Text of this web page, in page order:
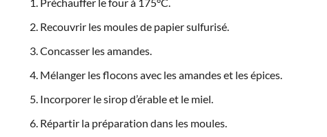
Recouvrir les moules de papier sulfurisé.
Concasser les amandes.
Mélanger les flocons avec les amandes et les épices.
Incorporer le sirop d’érable et le miel.
Répartir la préparation dans les moules.